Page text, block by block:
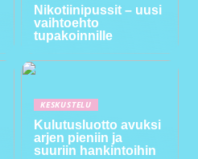
Nikotiinipussit – uusi
vaihtoehto
tupakoinnille
KESKUSTELU
Kulutusluotto avuksi
arjen pieniin ja
suuriin hankintoihin